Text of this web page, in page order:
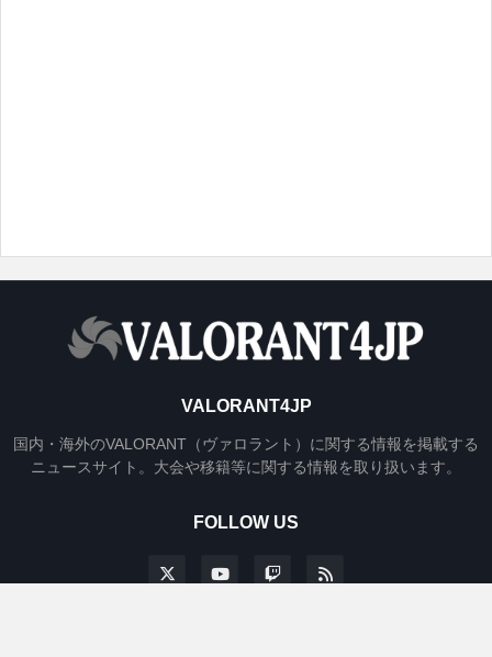
VALORANT4JP
国内・海外のVALORANT（ヴァロラント）に関する情報を掲載する
ニュースサイト。大会や移籍等に関する情報を取り扱います。
FOLLOW US